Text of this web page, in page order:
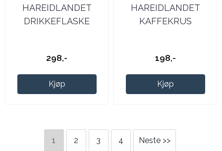
HAREIDLANDET
DRIKKEFLASKE
298,-
Kjøp
HAREIDLANDET
KAFFEKRUS
198,-
Kjøp
1 2 3 4 Neste >>